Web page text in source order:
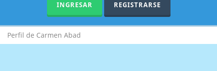
INGRESAR REGISTRARSE
Perfil de Carmen Abad